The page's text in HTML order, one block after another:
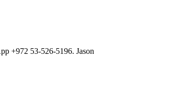
+972 53-526-5196. Jason